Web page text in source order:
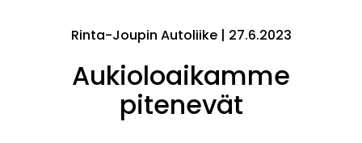
Rinta-Joupin Autoliike | 27.6.2023
Aukioloaikamme
pitenevät